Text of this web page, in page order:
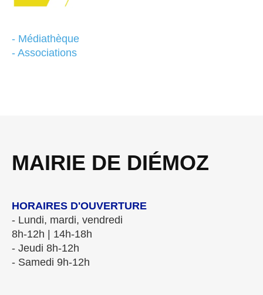
- Médiathèque
- Associations
MAIRIE DE DIÉMOZ
HORAIRES D'OUVERTURE
- Lundi, mardi, vendredi
8h-12h | 14h-18h
- Jeudi 8h-12h
- Samedi 9h-12h